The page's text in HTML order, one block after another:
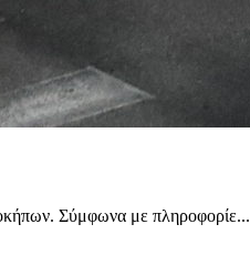
Σύμφωνα με πληροφορίε...